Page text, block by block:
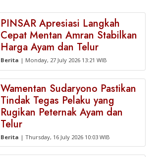
PINSAR Apresiasi Langkah
Cepat Mentan Amran Stabilkan
Harga Ayam dan Telur
Berita | Monday, 27 July 2026 13:21 WIB
Wamentan Sudaryono Pastikan
Tindak Tegas Pelaku yang
Rugikan Peternak Ayam dan
Telur
Berita | Thursday, 16 July 2026 10:03 WIB